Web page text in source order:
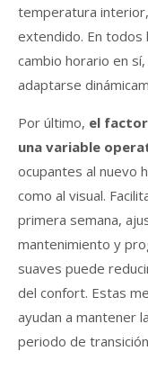
temperatura
extendido. En todos
cambio horario en
adaptarse
Por último, el
una variable
ocupantes al nuevo
como al visual.
primera semana,
mantenimiento y
suaves puede
del confort. Estas
ayudan a mantener
periodo de